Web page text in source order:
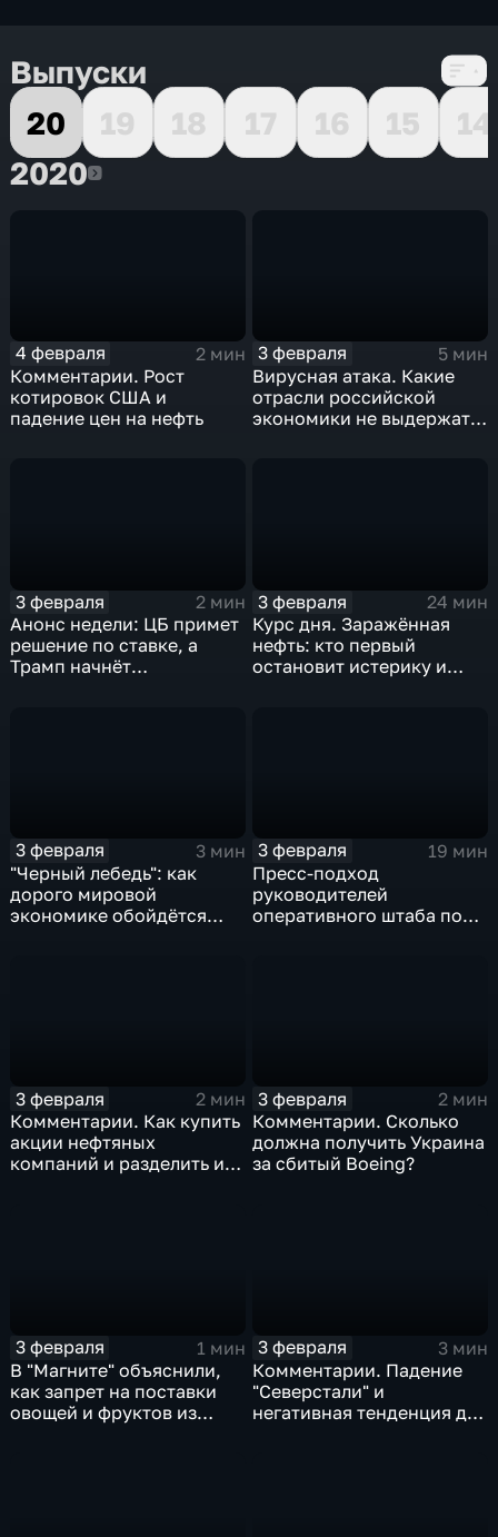
Выпуски
20
19 18 17 16 15
14
20202020
4 февраля
2 мин
Комментарии. Рост
котировок США и
падение цен на нефть
3 февраля
5 мин
Вирусная атака. Какие
отрасли российской
экономики не выдержат
3 февраля
2 мин
Анонс недели: ЦБ примет
решение по ставке, а
Трамп начнёт
3 февраля
24 мин
Курс дня. Заражённая
нефть: кто первый
остановит истерику и
3 февраля
3 мин
"Черный лебедь": как
дорого мировой
экономике обойдётся
3 февраля
19 мин
Пресс-подход
руководителей
оперативного штаба по
3 февраля
2 мин
Комментарии. Как купить
акции нефтяных
компаний и разделить их
3 февраля
2 мин
Комментарии. Сколько
должна получить Украина
за сбитый Boeing?
3 февраля
1 мин
В "Магните" объяснили,
как запрет на поставки
овощей и фруктов из
3 февраля
3 мин
Комментарии. Падение
"Северстали" и
негативная тенденция для